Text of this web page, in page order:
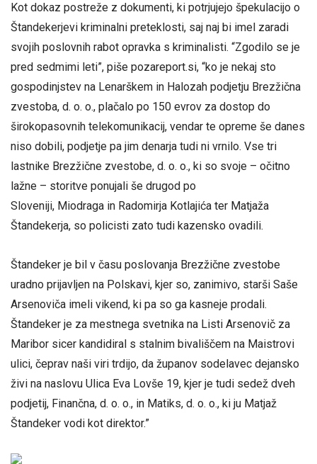
Kot dokaz postreže z dokumenti, ki potrjujejo špekulacijo o
Štandekerjevi kriminalni preteklosti, saj naj bi imel zaradi
svojih poslovnih rabot opravka s kriminalisti. “Zgodilo se je
pred sedmimi leti”, piše pozareport.si, “ko je nekaj sto
gospodinjstev na Lenarškem in Halozah podjetju Brezžična
zvestoba, d. o. o., plačalo po 150 evrov za dostop do
širokopasovnih telekomunikacij, vendar te opreme še danes
niso dobili, podjetje pa jim denarja tudi ni vrnilo. Vse tri
lastnike Brezžične zvestobe, d. o. o., ki so svoje – očitno
lažne – storitve ponujali še drugod po
Sloveniji, Miodraga in Radomirja Kotlajića ter Matjaža
Štandekerja, so policisti zato tudi kazensko ovadili.
Štandeker je bil v času poslovanja Brezžične zvestobe
uradno prijavljen na Polskavi, kjer so, zanimivo, starši Saše
Arsenoviča imeli vikend, ki pa so ga kasneje prodali.
Štandeker je za mestnega svetnika na Listi Arsenovič za
Maribor sicer kandidiral s stalnim bivališčem na Maistrovi
ulici, čeprav naši viri trdijo, da županov sodelavec dejansko
živi na naslovu Ulica Eva Lovše 19, kjer je tudi sedež dveh
podjetij, Finančna, d. o. o., in Matiks, d. o. o., ki ju Matjaž
Štandeker vodi kot direktor.”